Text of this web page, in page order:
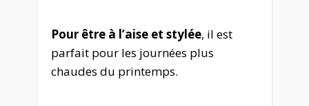
Pour être à l’aise et stylée, il est
parfait pour les journées plus
chaudes du printemps.